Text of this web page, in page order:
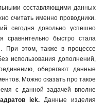
составляющими данных
считать именно проводники.
сегодня довольно успешно
сравнительно быстро стала
При этом, также в процессе
использования дополнений,
оберегают данные
Можно сказать про такое
с данной задачей вполне
iek. Данные изделия